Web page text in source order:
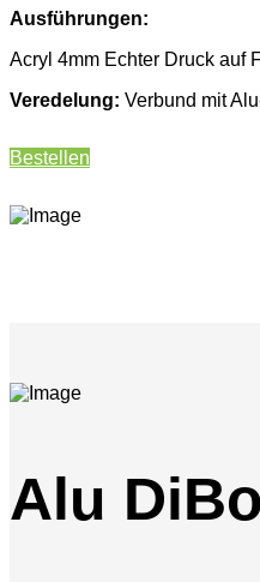
Ausführungen:
Acryl 4mm Echter Druck auf
Veredelung: Verbund mit
Bestellen
Alu